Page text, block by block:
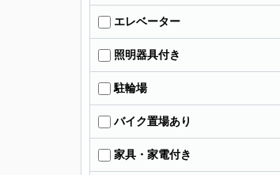
エレベーター
照明器具付き
駐輪場
バイク置場あり
家具・家電付き